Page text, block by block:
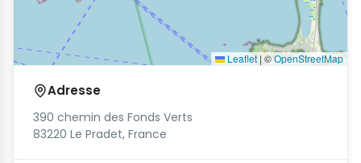
Leaflet | ©OpenStreetMap
Adresse
390 chemin des Fonds Verts
83220 Le Pradet, France